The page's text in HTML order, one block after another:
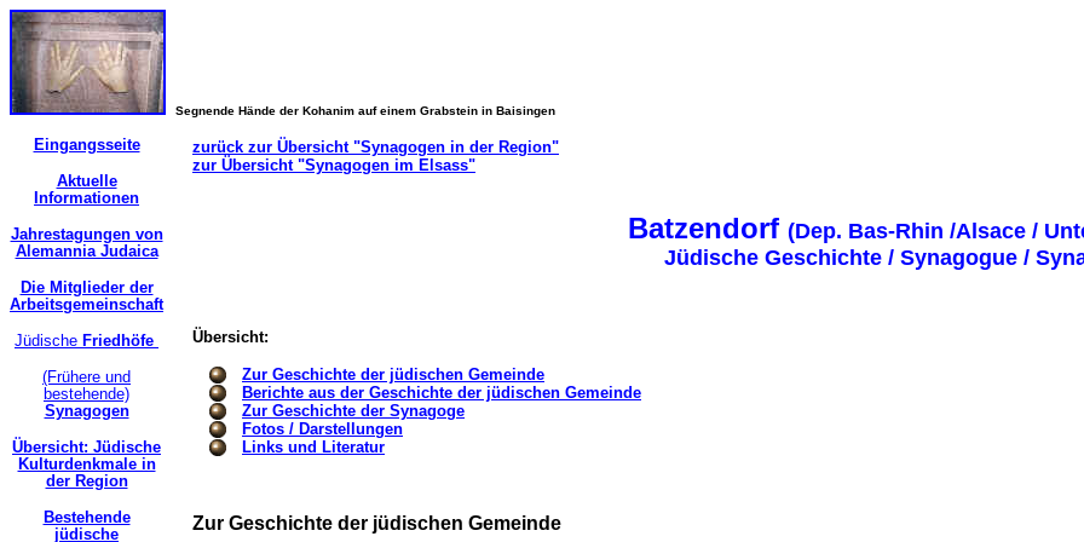
Segnende Hände der Kohanim auf einem Grabstein in Baisingen
Eingangsseite
Aktuelle
Informationen
Jahrestagungen von
Alemannia Judaica
Die Mitglieder der
Arbeitsgemeinschaft
Jüdische Friedhöfe
(Frühere und
bestehende)
Synagogen
Übersicht: Jüdische
Kulturdenkmale in
der Region
Bestehende
jüdische
zurück zur Übersicht "Synagogen in der Region"
zur Übersicht "Synagogen im Elsass"
Batzendorf (Dep. Bas-Rhin /Alsace /
Jüdische Geschichte / Synagogue /
Übersicht:
Zur Geschichte der jüdischen Gemeinde
Berichte aus der Geschichte der jüdischen Gemeinde
Zur Geschichte der Synagoge
Fotos / Darstellungen
Links und Literatur
Zur Geschichte der jüdischen Gemeinde